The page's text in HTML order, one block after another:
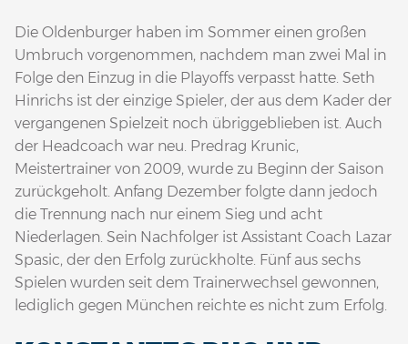
Die Oldenburger haben im Sommer einen großen
Umbruch vorgenommen, nachdem man zwei Mal in
Folge den Einzug in die Playoffs verpasst hatte. Seth
Hinrichs ist der einzige Spieler, der aus dem Kader der
vergangenen Spielzeit noch übriggeblieben ist. Auch
der Headcoach war neu. Predrag Krunic,
Meistertrainer von 2009, wurde zu Beginn der Saison
zurückgeholt. Anfang Dezember folgte dann jedoch
die Trennung nach nur einem Sieg und acht
Niederlagen. Sein Nachfolger ist Assistant Coach Lazar
Spasic, der den Erfolg zurückholte. Fünf aus sechs
Spielen wurden seit dem Trainerwechsel gewonnen,
lediglich gegen München reichte es nicht zum Erfolg.